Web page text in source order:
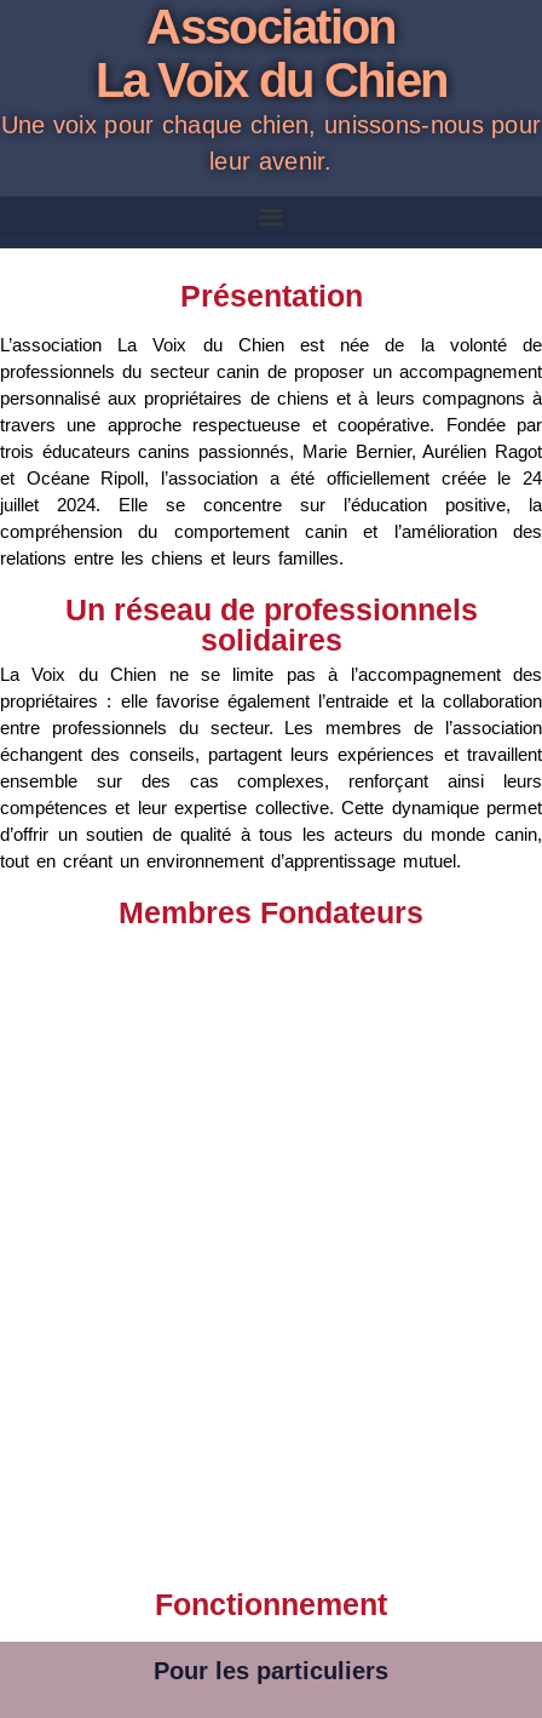
Association
La Voix du Chien
Une voix pour chaque chien, unissons-nous pour
leur avenir.
Présentation
L’association La Voix du Chien est née de la volonté de
professionnels du secteur canin de proposer un accompagnement
personnalisé aux propriétaires de chiens et à leurs compagnons à
travers une approche respectueuse et coopérative. Fondée par
trois éducateurs canins passionnés, Marie Bernier, Aurélien Ragot
et Océane Ripoll, l’association a été officiellement créée le 24
juillet 2024. Elle se concentre sur l’éducation positive, la
compréhension du comportement canin et l’amélioration des
relations entre les chiens et leurs familles.
Un réseau de professionnels
solidaires
La Voix du Chien ne se limite pas à l’accompagnement des
propriétaires : elle favorise également l’entraide et la collaboration
entre professionnels du secteur. Les membres de l’association
échangent des conseils, partagent leurs expériences et travaillent
ensemble sur des cas complexes, renforçant ainsi leurs
compétences et leur expertise collective. Cette dynamique permet
d’offrir un soutien de qualité à tous les acteurs du monde canin,
tout en créant un environnement d’apprentissage mutuel.
Membres Fondateurs
Fonctionnement
Pour les particuliers